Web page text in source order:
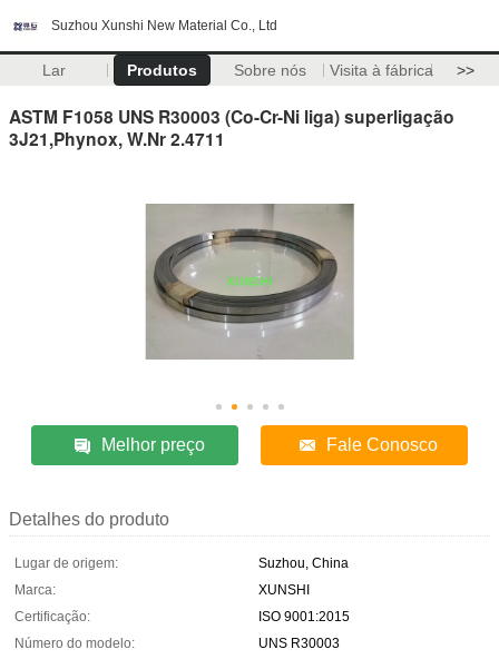
Suzhou Xunshi New Material Co., Ltd
Lar Produtos Sobre nós Visita à fábrica >>
ASTM F1058 UNS R30003 (Co-Cr-Ni liga) superligação
3J21,Phynox, W.Nr 2.4711
Melhor preço Fale Conosco
Detalhes do produto
Lugar de origem:
Suzhou, China
Marca:
XUNSHI
Certificação:
ISO 9001:2015
Número do modelo:
UNS R30003